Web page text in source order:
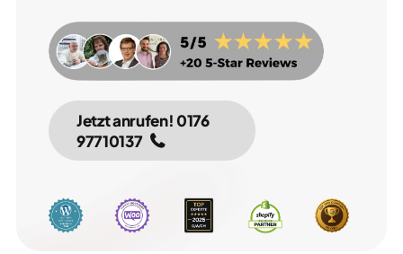
Jetzt anrufen! 0176
97710137